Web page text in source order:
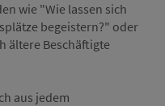
wie "Wie lassen sich
begeistern?" oder
ältere Beschäftigte
aus jedem